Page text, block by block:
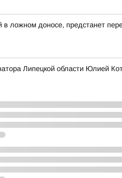
в ложном доносе, предстанет
Липецкой области Юлией